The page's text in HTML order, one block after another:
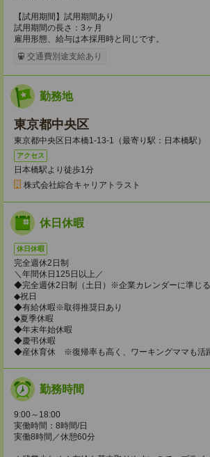
【試用期間】試用期間あり
試用期間の長さ：3ヶ月
雇用形態、給与は本採用時と同じです。
交通費別途支給あり
勤務地
東京都中央区
東京都中央区日本橋1-13-1（最寄り駅：日本橋駅）
アクセス
日本橋駅より徒歩1分
株式会社綜合キャリアトラスト
休日休暇
休日休暇
完全週休2日制
＼年間休日125日以上／
◆完全週休2日制（土日）※企業カレンダーに準じる
◆祝日
◆有給休暇※取得推奨日あり
◆夏季休暇
◆年末年始休暇
◆慶弔休暇
◆産休育休 ※復帰率も高く、ワーキングママも活
勤務時間
9:00～18:00
実働時間：8時間/日
実働8時間／休憩60分